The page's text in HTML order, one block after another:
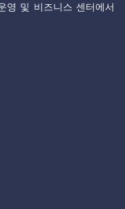
영 및 비즈니스 센터에서